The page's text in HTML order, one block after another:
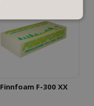
Finnfoam F-300 XX